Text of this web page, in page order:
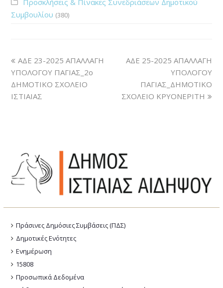
Συμβουλίου (380)
ΑΔΕ 23-2025 ΑΠΑΛΛΑΓΗ
ΥΠΟΛΟΓΟΥ ΠΑΓΙΑΣ_2ο
ΔΗΜΟΤΙΚΟ ΣΧΟΛΕΙΟ
ΙΣΤΙΑΙΑΣ
ΑΔΕ 25-2025 ΑΠΑΛΛΑΓΗ
ΥΠΟΛΟΓΟΥ
ΠΑΓΙΑΣ_ΔΗΜΟΤΙΚΟ
ΣΧΟΛΕΙΟ ΚΡΥΟΝΕΡΙΤΗ
Πράσινες Δημόσιες Συμβάσεις (ΠΔΣ)
Δημοτικές Ενότητες
Ενημέρωση
15808
Προσωπικά Δεδομένα